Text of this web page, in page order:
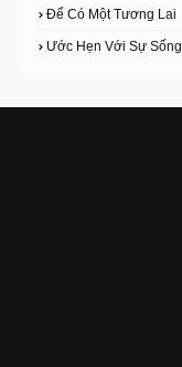
Để Có Một Tương Lai
Ước Hẹn Với Sự Sống